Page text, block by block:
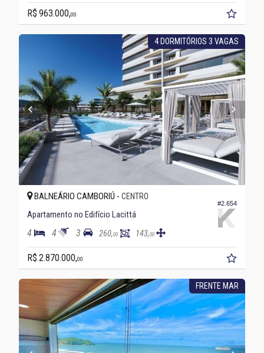
R$ 963.000,00
4 DORMITÓRIOS 3 VAGAS
#2.654
BALNEÁRIO CAMBORIÚ - CENTRO
Apartamento no Edifício Lacittá
4 4 3 260,00 143,00
R$ 2.870.000,00
FRENTE MAR